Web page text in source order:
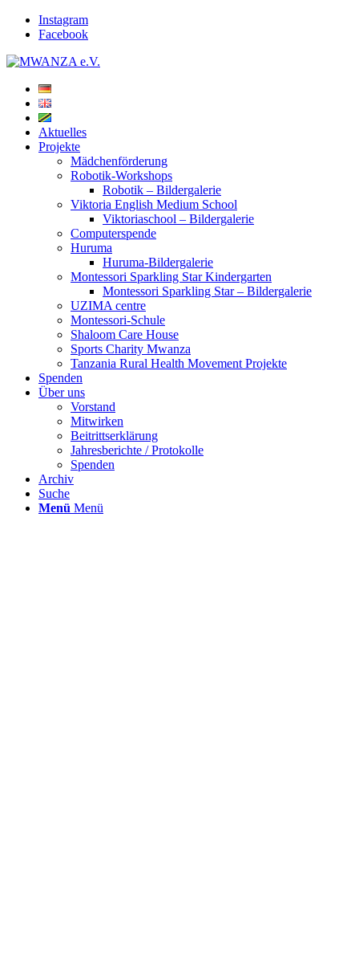
Instagram
Facebook
Aktuelles
Projekte
Mädchenförderung
Robotik-Workshops
Robotik – Bildergalerie
Viktoria English Medium School
Viktoriaschool – Bildergalerie
Computerspende
Huruma
Huruma-Bildergalerie
Montessori Sparkling Star Kindergarten
Montessori Sparkling Star – Bildergalerie
UZIMA centre
Montessori-Schule
Shaloom Care House
Sports Charity Mwanza
Tanzania Rural Health Movement Projekte
Spenden
Über uns
Vorstand
Mitwirken
Beitrittserklärung
Jahresberichte / Protokolle
Spenden
Archiv
Suche
Menü Menü